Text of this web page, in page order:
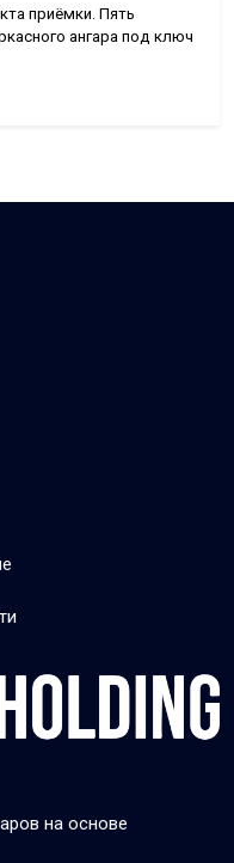
приёмки. Пять
ангара под ключ
на основе